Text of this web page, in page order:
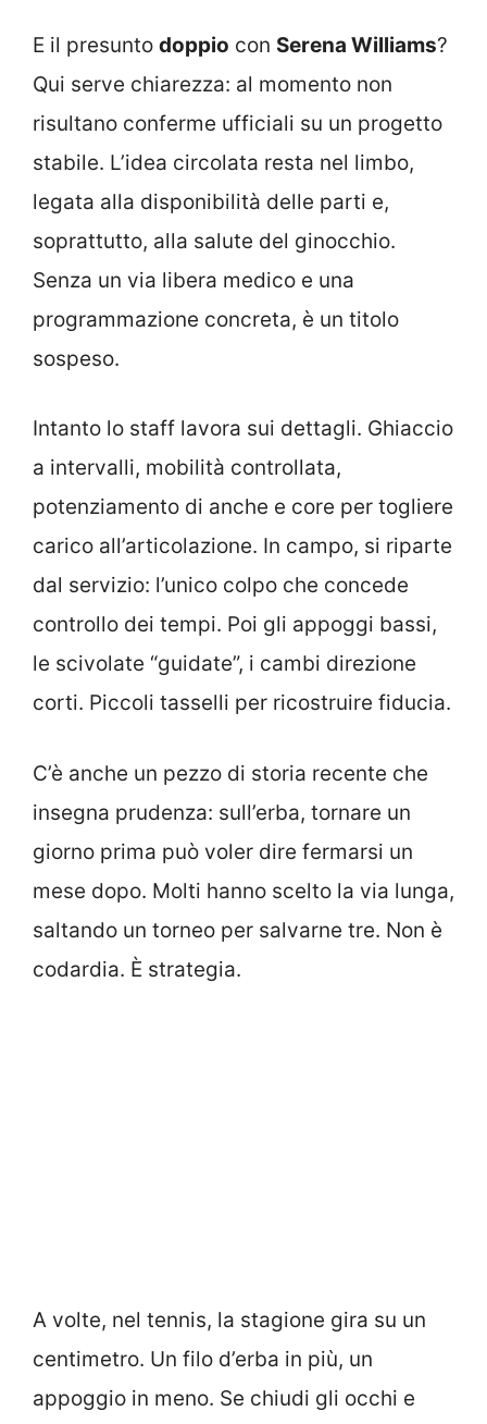
E il presunto doppio con Serena Williams?
Qui serve chiarezza: al momento non
risultano conferme ufficiali su un progetto
stabile. L’idea circolata resta nel limbo,
legata alla disponibilità delle parti e,
soprattutto, alla salute del ginocchio.
Senza un via libera medico e una
programmazione concreta, è un titolo
sospeso.
Intanto lo staff lavora sui dettagli. Ghiaccio
a intervalli, mobilità controllata,
potenziamento di anche e core per togliere
carico all’articolazione. In campo, si riparte
dal servizio: l’unico colpo che concede
controllo dei tempi. Poi gli appoggi bassi,
le scivolate “guidate”, i cambi direzione
corti. Piccoli tasselli per ricostruire fiducia.
C’è anche un pezzo di storia recente che
insegna prudenza: sull’erba, tornare un
giorno prima può voler dire fermarsi un
mese dopo. Molti hanno scelto la via lunga,
saltando un torneo per salvarne tre. Non è
codardia. È strategia.
A volte, nel tennis, la stagione gira su un
centimetro. Un filo d’erba in più, un
appoggio in meno. Se chiudi gli occhi e